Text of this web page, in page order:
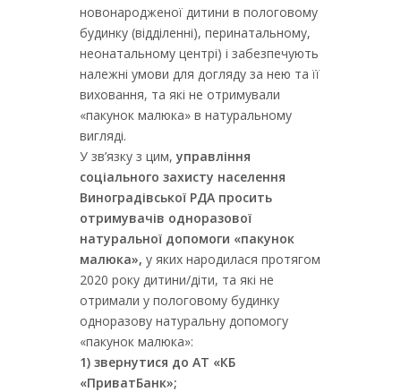
новонародженої дитини в пологовому
будинку (відділенні), перинатальному,
неонатальному центрі) і забезпечують
належні умови для догляду за нею та її
виховання, та які не отримували
«пакунок малюка» в натуральному
вигляді.
У зв’язку з цим, управління
соціального захисту населення
Виноградівської РДА просить
отримувачів одноразової
натуральної допомоги «пакунок
малюка», у яких народилася протягом
2020 року дитини/діти, та які не
отримали у пологовому будинку
одноразову натуральну допомогу
«пакунок малюка»:
1) звернутися до АТ «КБ
«ПриватБанк»;